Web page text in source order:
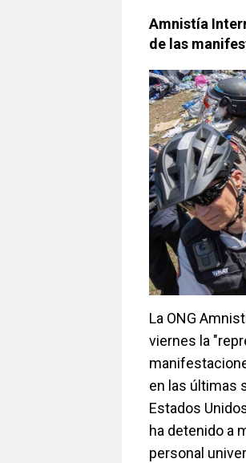
Amnistía
de las
La ONG
viernes la
en las últimas
Estados
ha detenido a
personal